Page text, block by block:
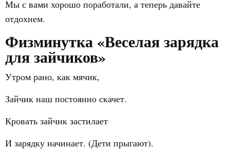
Мы с вами хорошо поработали, а теперь давайте
отдохнем.
Физминутка «Веселая зарядка
для зайчиков»
Утром рано, как мячик,
Зайчик наш постоянно скачет.
Кровать зайчик застилает
И зарядку начинает. (Дети прыгают).